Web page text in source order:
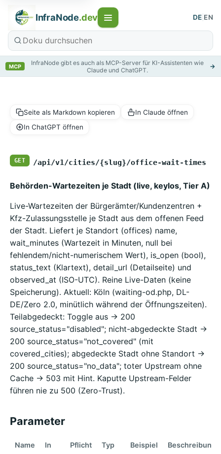
InfraNode.dev DE EN
MCP
InfraNode gibt es auch als MCP-Server für KI-Assistenten wie
Claude und ChatGPT.
→
Seite als Markdown kopieren
In Claude öffnen
In ChatGPT öffnen
GET /api/v1/cities/{slug}/office-wait-times
Behörden-Wartezeiten je Stadt (live, keylos, Tier A)
Live-Wartezeiten der Bürgerämter/Kundenzentren +
Kfz-Zulassungsstelle je Stadt aus dem offenen Feed
der Stadt. Liefert je Standort (offices) name,
wait_minutes (Wartezeit in Minuten, null bei
fehlendem/nicht-numerischem Wert), is_open (bool),
status_text (Klartext), detail_url (Detailseite) und
observed_at (ISO-UTC). Reine Live-Daten (keine
Speicherung). Aktuell: Köln (waiting-od.php, DL-
DE/Zero 2.0, minütlich während der Öffnungszeiten).
Teilabgedeckt: Toggle aus -> 200
source_status="disabled"; nicht-abgedeckte Stadt ->
200 source_status="not_covered" (mit
covered_cities); abgedeckte Stadt ohne Standort ->
200 source_status="no_data"; toter Upstream ohne
Cache -> 503 mit Hint. Kaputte Upstream-Felder
führen nie zu 500 (Zero-Trust).
Parameter
Name In Pflicht Typ Beispiel Beschreibung